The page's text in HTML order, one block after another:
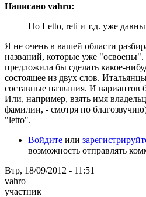
Написано vahro:
Но Letto, reti и т.д. уже
Я не очень в вашей области
названий, которые уже
предложила бы сделать какое-
состоящее из двух слов.
составные названия. И вариантов
Или, например, взять имя
фамилии, - смотря по
"letto".
Войдите или
возможность отправлять
Втр, 18/09/2012 - 11:51
vahro
участник